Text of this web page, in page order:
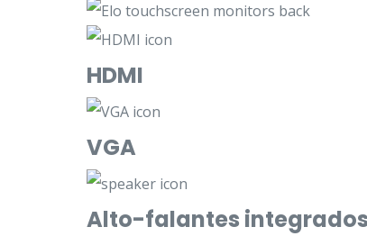
HDMI
VGA
Alto-falantes integrados